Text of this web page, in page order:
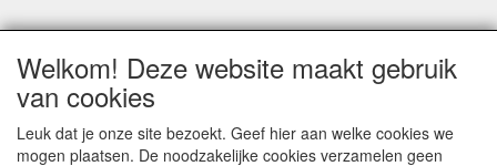
Voornaam
Welkom! Deze website maakt gebruik
van cookies
Leuk dat je onze site bezoekt. Geef hier aan welke cookies we
mogen plaatsen. De noodzakelijke cookies verzamelen geen